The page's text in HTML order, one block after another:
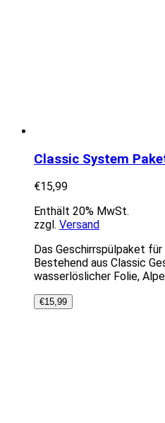
Classic System
€15,99
Enthält 20% MwSt.
zzgl. Versand
Das Geschirrspülpaket
Bestehend aus Classic
wasserlöslicher Folie,
€15,99